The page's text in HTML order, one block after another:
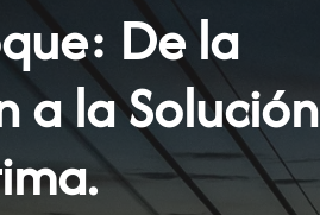
De la
a la Solución